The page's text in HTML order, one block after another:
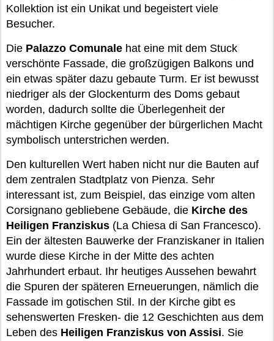
Kollektion ist ein Unikat und begeistert viele
Besucher.
Die Palazzo Comunale hat eine mit dem Stuck
verschönte Fassade, die großzügigen Balkons und
ein etwas später dazu gebaute Turm. Er ist bewusst
niedriger als der Glockenturm des Doms gebaut
worden, dadurch sollte die Überlegenheit der
mächtigen Kirche gegenüber der bürgerlichen Macht
symbolisch unterstrichen werden.
Den kulturellen Wert haben nicht nur die Bauten auf
dem zentralen Stadtplatz von Pienza. Sehr
interessant ist, zum Beispiel, das einzige vom alten
Corsignano gebliebene Gebäude, die Kirche des
Heiligen Franziskus (La Chiesa di San Francesco).
Ein der ältesten Bauwerke der Franziskaner in Italien
wurde diese Kirche in der Mitte des achten
Jahrhundert erbaut. Ihr heutiges Aussehen bewahrt
die Spuren der späteren Erneuerungen, nämlich die
Fassade im gotischen Stil. In der Kirche gibt es
sehenswerten Fresken- die 12 Geschichten aus dem
Leben des Heiligen Franziskus von Assisi. Sie